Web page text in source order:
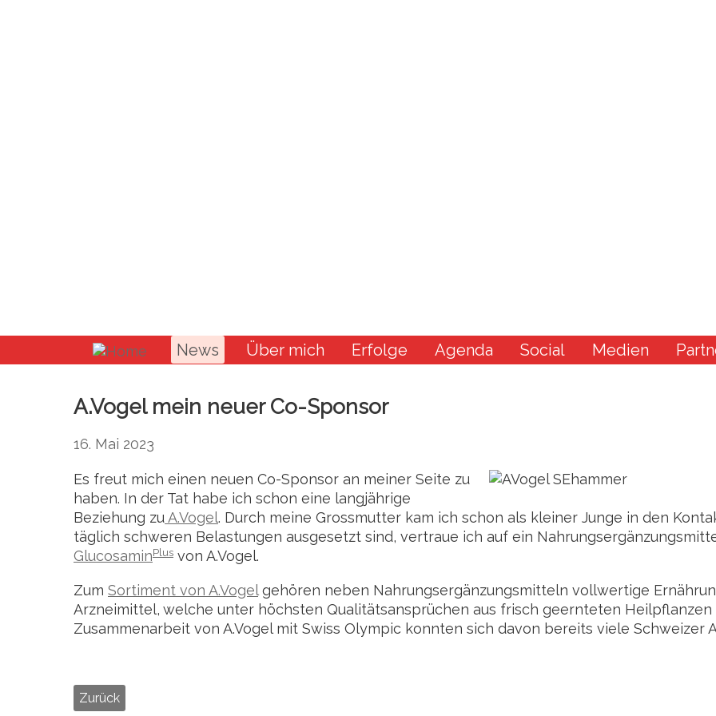
News Über mich Erfolge Agenda Social Medien
A.Vogel mein neuer Co-Sponsor
16. Mai 2023
Es freut mich einen neuen Co-Sponsor an meiner Seite zu
haben. In der Tat habe ich schon eine langjährige
Beziehung zuA.Vogel. Durch meine Grossmutter kam ich schon als kleiner Junge in den
täglich schweren Belastungen ausgesetzt sind, vertraue ich auf ein
GlucosaminPlus von A.Vogel.
Zum Sortiment von A.Vogelgehören neben Nahrungsergänzungsmitteln vollwertige
Arzneimittel, welche unter höchsten Qualitätsansprüchen aus frisch geernteten
Zusammenarbeit von A.Vogel mit Swiss Olympic konnten sich davon bereits viele Schweizer
Zurück